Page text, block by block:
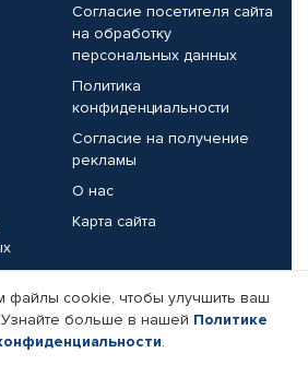
Согласие посетителя сайта
на обработку
персональных данных
Политика
конфиденциальности
Согласие на получение
рекламы
О нас
Карта сайта
Реквизиты компании
файлы cookie, чтобы улучшить ваш
Узнайте больше в нашей Политике
.